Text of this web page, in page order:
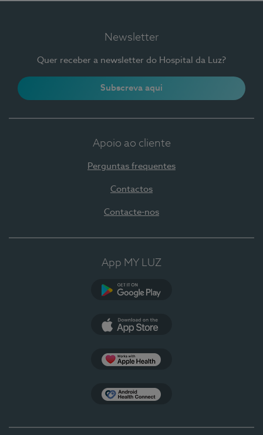
Newsletter
Quer receber a newsletter do Hospital da Luz?
Subscreva aqui
Apoio ao cliente
Perguntas frequentes
Contactos
Contacte-nos
App MY LUZ